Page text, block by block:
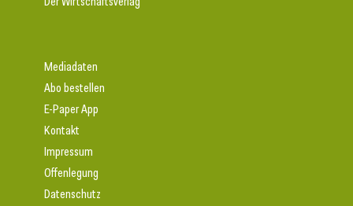
Mediadaten
Abo bestellen
E-Paper App
Kontakt
Impressum
Offenlegung
Datenschutz